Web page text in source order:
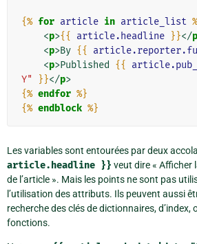
{% for article in article_list
<p>{{ article.headline }}</p
<p>By {{
<p>Published {{
Y"
}}</p>
{% endfor %}
{% endblock %}
Les variables sont entourées par deux
article.headline }} veut dire « Afficher
de l’article ». Mais les points ne sont pas
l’utilisation des attributs. Ils peuvent aussi
recherche des clés de dictionnaires, d’index,
fonctions.